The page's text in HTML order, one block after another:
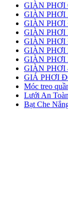
GIÀN
GIÀN PHƠI
GIÀN
GIÀN PHƠI
GIÀN
GIÀN PHƠI
GIÀN PHƠI
GIÀN PHƠI
GIÁ PHƠI
Móc treo
Lưới An Toàn
Bạt Che